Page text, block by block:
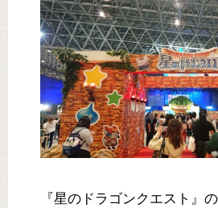
『星のドラゴンクエスト』